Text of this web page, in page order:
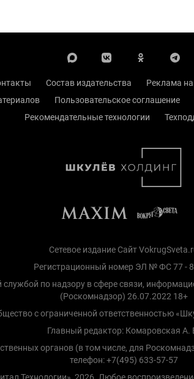
Состав издательства Реклама на
Пользовательское соглашение
Рекомендательные технологии
Сетевое издание Сайт
Регистрационный номер ЭЛ № ФС 77 -
по надзору в сфере связи,
(Роскомнадзор) 26.07.2022 18+
с ограниченной ответственностью
Главный редактор: Комаровская А.
органов (в том числе, для
телефон: +7(495) 633-57-57